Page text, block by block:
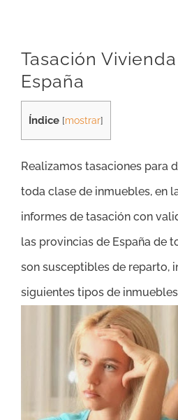
Tasación
España
Índice [mostrar]
Realizamos tasaciones para
toda clase de inmuebles, en
informes de tasación con
las provincias de España de
son susceptibles de reparto,
siguientes tipos de